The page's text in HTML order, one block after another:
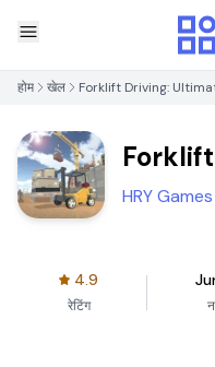
होम खेल Forklift Driving:
HRY Games
4.9
रेटिंग